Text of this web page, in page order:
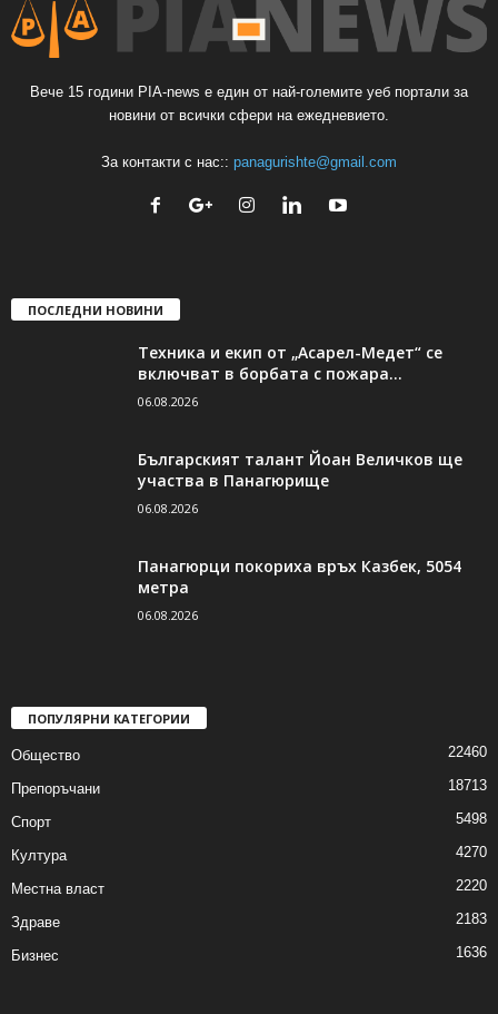
Вече 15 години PIA-news е един от най-големите уеб портали за
новини от всички сфери на ежедневието.
За контакти с нас:: panagurishte@gmail.com
ПОСЛЕДНИ НОВИНИ
Техника и екип от „Асарел-Медет“ се
включват в борбата с пожара...
06.08.2026
Българският талант Йоан Величков ще
участва в Панагюрище
06.08.2026
Панагюрци покориха връх Казбек, 5054
метра
06.08.2026
ПОПУЛЯРНИ КАТЕГОРИИ
Общество 22460
Препоръчани 18713
Спорт 5498
Култура 4270
Местна власт 2220
Здраве 2183
Бизнес 1636